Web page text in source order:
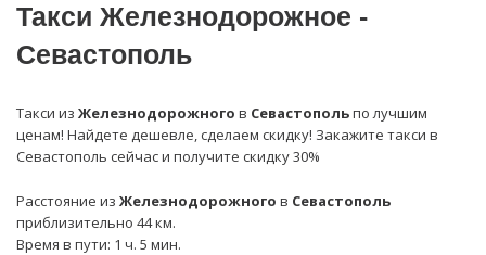
Такси Железнодорожное -
Севастополь
Такси из Железнодорожного в Севастопольпо лучшим
ценам! Найдете дешевле, сделаем скидку! Закажите такси в
Севастополь сейчас и получите скидку 30%
Расстояние из Железнодорожного в Севастополь
приблизительно 44 км.
Время в пути: 1 ч. 5 мин.